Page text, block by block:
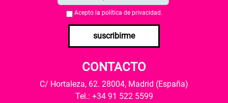
Acepto la política de privacidad .
suscribirme
CONTACTO
C/ Hortaleza, 62. 28004, Madrid (España)
Tel.: +34 91 522 5599